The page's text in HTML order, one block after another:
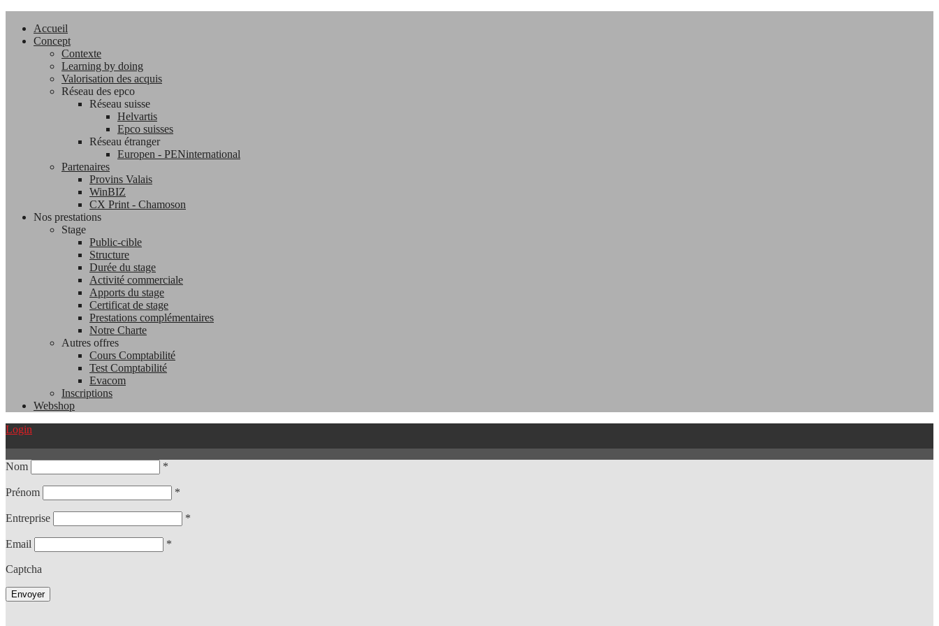
Accueil
Concept
Contexte
Learning by doing
Valorisation des acquis
Réseau des epco
Réseau suisse
Helvartis
Epco suisses
Réseau étranger
Europen - PENinternational
Partenaires
Provins Valais
WinBIZ
CX Print - Chamoson
Nos prestations
Stage
Public-cible
Structure
Durée du stage
Activité commerciale
Apports du stage
Certificat de stage
Prestations complémentaires
Notre Charte
Autres offres
Cours Comptabilité
Test Comptabilité
Evacom
Inscriptions
Webshop
Login
Nom *
Prénom *
Entreprise *
Email *
Captcha
Envoyer